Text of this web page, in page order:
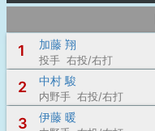
1
加藤 翔
投手 右投/右打
2 中村 駿
内野手 右投/右打
3 伊藤 暖